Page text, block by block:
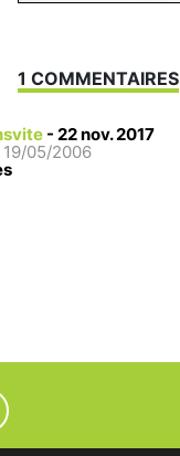
1 COMMENTAIRES
- 22 nov. 2017
05/2006